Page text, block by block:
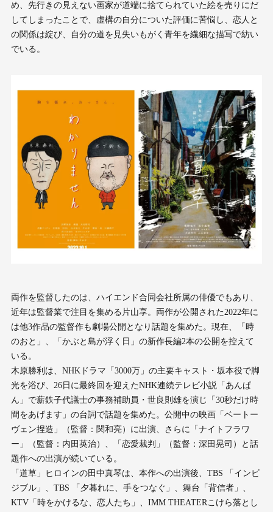
め、先行きの見えない画家が道端に捨てられていた絵を売りにだ
してしまったことで、虚構の自分についた評価に苦悩し、恋人と
の関係は綻び、自分の道を見失いもがく青年を繊細な描写で紡い
でいる。
両作を監督したのは、ハイエンド合同会社所属の俳優でもあり、
近年は監督業で注目を集める片山享。両作が公開された2022年に
は他3作品の監督作も劇場公開となり話題を集めた。現在、「時
のおと」、「かぶと島が浮く日」の新作長編2本の公開を控えて
いる。
木原勝利は、NHKドラマ「3000万」の主要キャスト・坂本役で脚
光を浴び、26日に最終回を迎えたNHK連続テレビ小説「あんぱ
ん」で薪鉄子代議士の事務補助員・世良則雄を演じ「30秒だけ時
間をあげます」の台詞で話題を集めた。公開中の映画「ベートー
ヴェン捏造」（監督：関和亮）に出演、さらに「ナイトフラワ
ー」（監督：内田英治）、「恋愛裁判」（監督：深田晃司）と話
題作への出演が続いている。
「道草」ヒロインの田中真琴は、本作への出演後、TBS 「インビ
ジブル」、TBS 「夕暮れに、手をつなぐ」、舞台「背信者」、
KTV「時をかけるな、恋人たち」、IMM THEATERこけら落とし